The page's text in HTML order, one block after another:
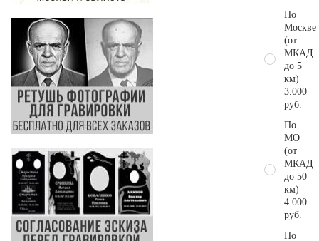
По
Москве
(от
МКАД
до 5
км)
3.000
руб.
По
МО
(от
МКАД
до 50
км)
4.000
руб.
По